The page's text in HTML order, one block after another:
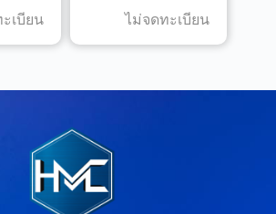
เบียน ไม่จดทะเบียน